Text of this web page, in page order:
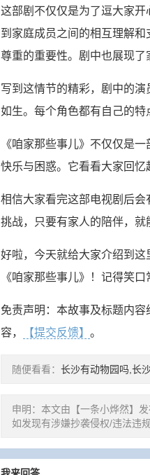
这部剧不仅仅是为了逗大家
到家庭成员之间的相互理解
尊重的重要性。剧中也展现了
写到这情节的精彩，剧中的
如生。每个角色都有自己的特
《咱家那些事儿》不仅仅是
快乐与困惑。它看看大家回忆
相信大家看完这部电视剧后
挑战，只要有家人的陪伴，就
好啦，今天就给大家介绍到
《咱家那些事儿》！记得笑
免责声明：本故事及标题内
容，
【提交反馈】 。
随便看看： 长沙有动物园吗,长
申明：本文由【一条小烨然】
如发现有涉嫌抄袭侵权/违法违